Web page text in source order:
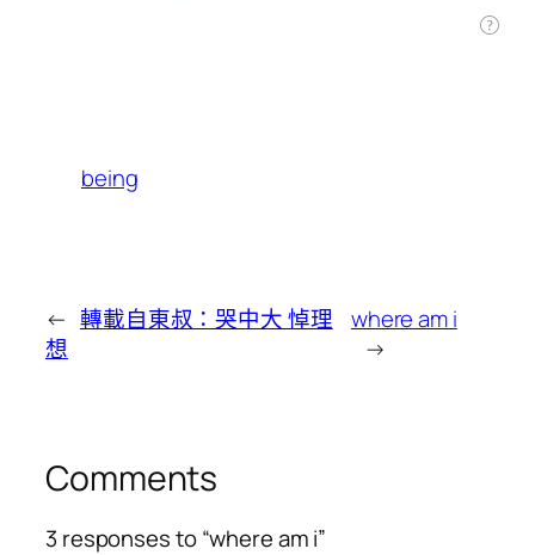
being
← 轉載自東叔：哭中大 悼理
想
where am i
→
Comments
3 responses to “where am i”